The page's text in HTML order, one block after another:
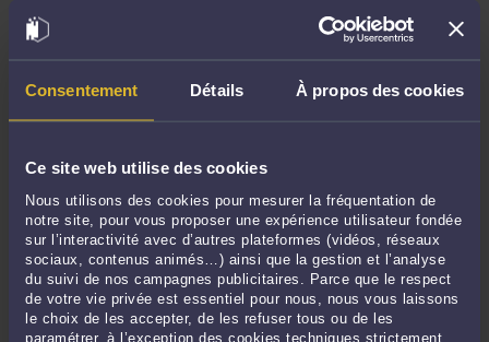
Consentement Détails À propos des cookies
Ce site web utilise des cookies
Nous utilisons des cookies pour mesurer la fréquentation de
notre site, pour vous proposer une expérience utilisateur fondée
sur l’interactivité avec d’autres plateformes (vidéos, réseaux
sociaux, contenus animés…) ainsi que la gestion et l’analyse
du suivi de nos campagnes publicitaires. Parce que le respect
de votre vie privée est essentiel pour nous, nous vous laissons
le choix de les accepter, de les refuser tous ou de les
paramétrer, à l’exception des cookies techniques strictement
OPTIMISATION FISCALE DES ENTREPRISES : CE QUE VOUS DEVEZ
SAVOIR
ParAline MACRONle 18/03/2025
Dans un contexte économique de plus en plus compétitif, l'optimisation fiscale
est devenue un enjeu majeur pour les entreprises françaises. Loin d'être une
pratique illégale, elle consiste à utiliser les dispositifs légaux pour réduire la